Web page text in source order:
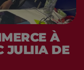
À
JULIIA DE